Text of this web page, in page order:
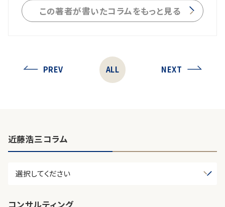
この著者が書いたコラムをもっと見る
PREV ALL NEXT
近藤浩三コラム